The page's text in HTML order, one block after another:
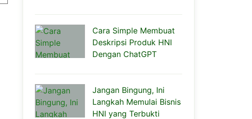
Cara Simple Membuat
Deskripsi Produk HNI
Dengan ChatGPT
Jangan Bingung, Ini
Langkah Memulai Bisnis
HNI yang Terbukti